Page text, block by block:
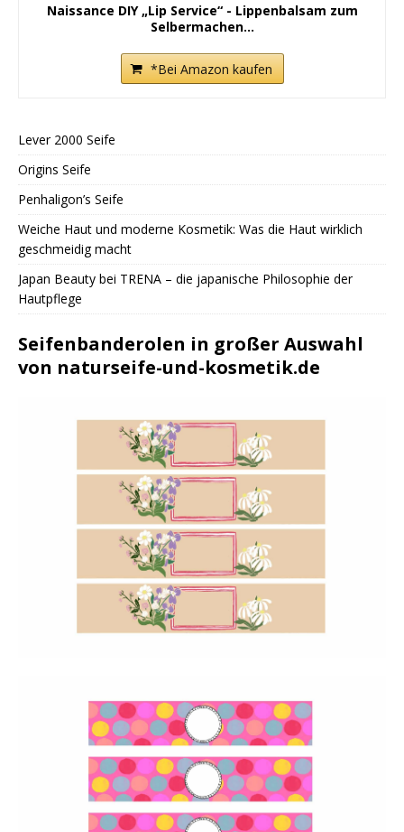
Naissance DIY „Lip Service“ - Lippenbalsam zum
Selbermachen...
*Bei Amazon kaufen
Lever 2000 Seife
Origins Seife
Penhaligon’s Seife
Weiche Haut und moderne Kosmetik: Was die Haut wirklich
geschmeidig macht
Japan Beauty bei TRENA – die japanische Philosophie der
Hautpflege
Seifenbanderolen in großer Auswahl
von naturseife-und-kosmetik.de